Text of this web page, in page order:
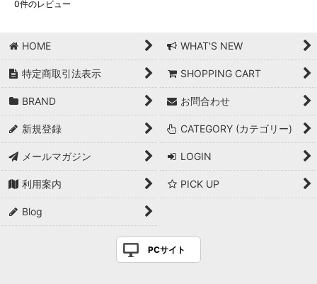
0件のレビュー
HOME WHAT'S NEW
特定商取引法表示 SHOPPING CART
BRAND お問合わせ
新規登録 CATEGORY (カテゴリー)
メールマガジン LOGIN
利用案内 PICK UP
Blog
PCサイト